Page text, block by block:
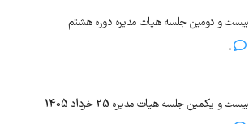
بیست و دومین جلسه هیات مدیره دوره هشتم
0
بیست و یکمین جلسه هیات مدیره 25 خرداد 1405